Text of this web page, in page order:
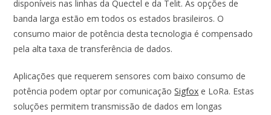
disponíveis nas linhas da Quectel e da Telit. As opções de
banda larga estão em todos os estados brasileiros. O
consumo maior de potência desta tecnologia é compensado
pela alta taxa de transferência de dados.
Aplicações que requerem sensores com baixo consumo de
potência podem optar por comunicaçãoSigfox e LoRa. Estas
soluções permitem transmissão de dados em longas